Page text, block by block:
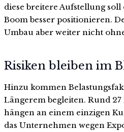
diese breitere Aufstellung
Boom besser positionieren.
Umbau aber weiter nicht
Risiken bleiben im
Hinzu kommen
Längerem begleiten. Rund 27
hängen an einem einzigen
das Unternehmen wegen